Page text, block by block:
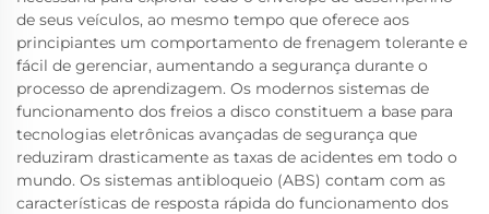
de seus veículos, ao mesmo tempo que oferece aos
principiantes um comportamento de frenagem tolerante e
fácil de gerenciar, aumentando a segurança durante o
processo de aprendizagem. Os modernos sistemas de
funcionamento dos freios a disco constituem a base para
tecnologias eletrônicas avançadas de segurança que
reduziram drasticamente as taxas de acidentes em todo o
mundo. Os sistemas antibloqueio (ABS) contam com as
características de resposta rápida do funcionamento dos